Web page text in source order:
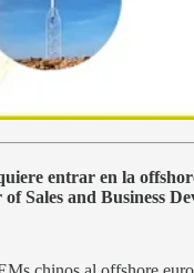
entrar en la
Sales and Business